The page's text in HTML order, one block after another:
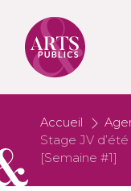
Accueil
Stage JV
[Semaine #1]